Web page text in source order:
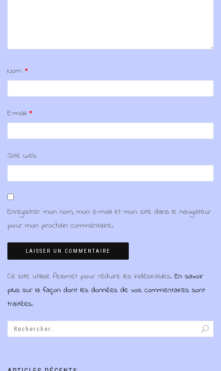
Nom *
E-mail *
Site web
Enregistrer mon nom, mon e-mail et mon site dans le navigateur
pour mon prochain commentaire.
Ce site utilise Akismet pour réduire les indésirables. En savoir
plus sur la façon dont les données de vos commentaires sont
traitées.